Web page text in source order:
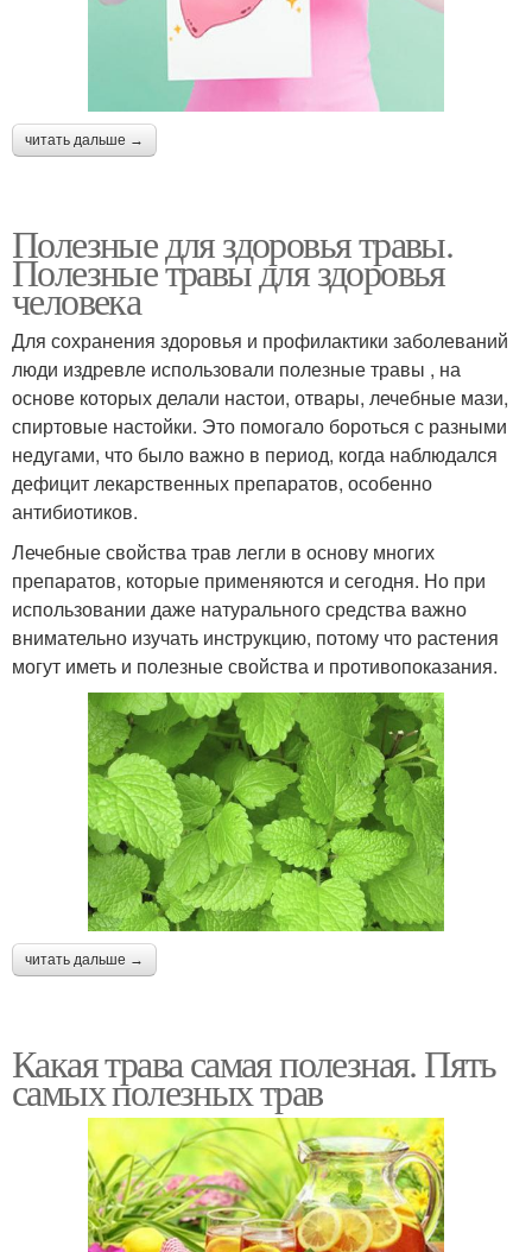
читать дальше →
Полезные для здоровья травы.
Полезные травы для здоровья
человека
Для сохранения здоровья и профилактики заболеваний
люди издревле использовали полезные травы , на
основе которых делали настои, отвары, лечебные мази,
спиртовые настойки. Это помогало бороться с разными
недугами, что было важно в период, когда наблюдался
дефицит лекарственных препаратов, особенно
антибиотиков.
Лечебные свойства трав легли в основу многих
препаратов, которые применяются и сегодня. Но при
использовании даже натурального средства важно
внимательно изучать инструкцию, потому что растения
могут иметь и полезные свойства и противопоказания.
читать дальше →
Какая трава самая полезная. Пять
самых полезных трав